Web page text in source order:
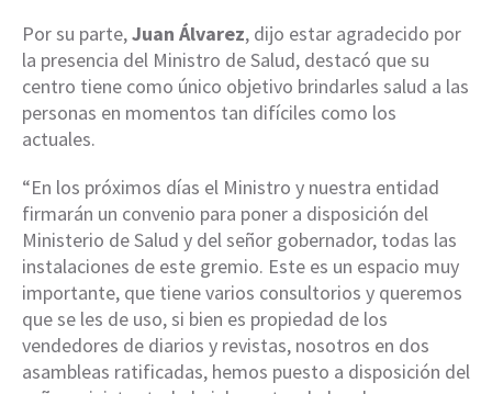
Por su parte,Juan Álvarez, dijo estar agradecido por
la presencia del Ministro de Salud, destacó que su
centro tiene como único objetivo brindarles salud a las
personas en momentos tan difíciles como los
actuales.
“En los próximos días el Ministro y nuestra entidad
firmarán un convenio para poner a disposición del
Ministerio de Salud y del señor gobernador, todas las
instalaciones de este gremio. Este es un espacio muy
importante, que tiene varios consultorios y queremos
que se les de uso, si bien es propiedad de los
vendedores de diarios y revistas, nosotros en dos
asambleas ratificadas, hemos puesto a disposición del